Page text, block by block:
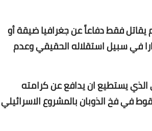
يقاتل فقط دفاعاً عن جغرافيا ضيقة أو
في سبيل استقلاله الحقيقي وعدم
يستطيع ان يدافع عن كرامته
في فخ الذوبان بالمشروع الاسرائيلي
05 فبراير 2021